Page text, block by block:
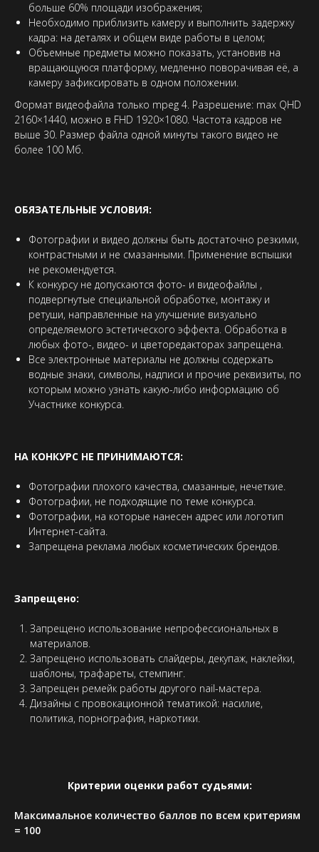
больше 60% площади изображения;
Необходимо приблизить камеру и выполнить задержку
кадра: на деталях и общем виде работы в целом;
Объемные предметы можно показать, установив на
вращающуюся платформу, медленно поворачивая её, а
камеру зафиксировать в одном положении.
Формат видеофайла только mpeg 4. Разрешение: max QHD
2160×1440, можно в FHD 1920×1080. Частота кадров не
выше 30. Размер файла одной минуты такого видео не
более 100 Мб.
ОБЯЗАТЕЛЬНЫЕ УСЛОВИЯ:
Фотографии и видео должны быть достаточно резкими,
контрастными и не смазанными. Применение вспышки
не рекомендуется.
К конкурсу не допускаются фото- и видеофайлы ,
подвергнутые специальной обработке, монтажу и
ретуши, направленные на улучшение визуально
определяемого эстетического эффекта. Обработка в
любых фото-, видео- и цветоредакторах запрещена.
Все электронные материалы не должны содержать
водные знаки, символы, надписи и прочие реквизиты, по
которым можно узнать какую-либо информацию об
Участнике конкурса.
НА КОНКУРС НЕ ПРИНИМАЮТСЯ:
Фотографии плохого качества, смазанные, нечеткие.
Фотографии, не подходящие по теме конкурса.
Фотографии, на которые нанесен адрес или логотип
Интернет-сайта.
Запрещена реклама любых косметических брендов.
Запрещено:
Запрещено использование непрофессиональных в
материалов.
Запрещено использовать слайдеры, декупаж, наклейки,
шаблоны, трафареты, стемпинг.
Запрещен ремейк работы другого nail-мастера.
Дизайны с провокационной тематикой: насилие,
политика, порнография, наркотики.
Критерии оценки работ судьями:
Максимальное количество баллов по всем критериям
= 100